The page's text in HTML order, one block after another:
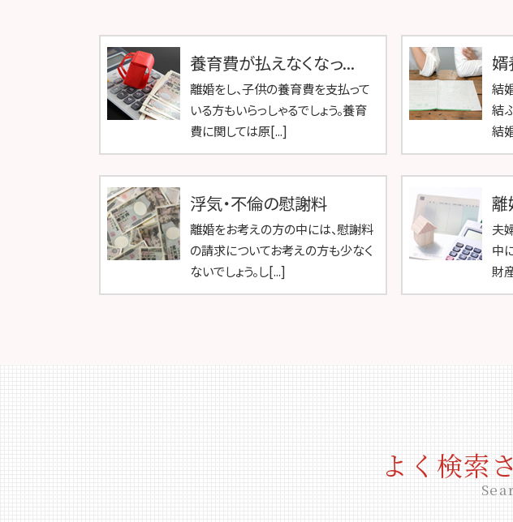
養育費が払えなくなっ...
離婚をし、子供の養育費を支払って
いる方もいらっしゃるでしょう。養育
費に関しては原[...]
婿
結
結
結
浮気・不倫の慰謝料
離婚をお考えの方の中には、慰謝料
の請求についてお考えの方も少なく
ないでしょう。し[...]
離
夫
中
財
よく検索